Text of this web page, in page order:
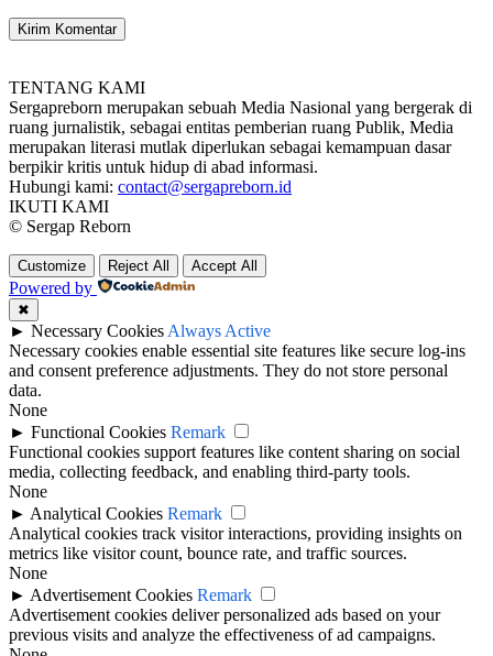
TENTANG KAMI
Sergapreborn merupakan sebuah Media Nasional yang bergerak di
ruang jurnalistik, sebagai entitas pemberian ruang Publik, Media
merupakan literasi mutlak diperlukan sebagai kemampuan dasar
berpikir kritis untuk hidup di abad informasi.
Hubungi kami: contact@sergapreborn.id
IKUTI KAMI
© Sergap Reborn
Customize Reject All Accept All
Powered by
✖
► Necessary Cookies Always Active
Necessary cookies enable essential site features like secure log-ins
and consent preference adjustments. They do not store personal
data.
None
► Functional Cookies Remark
Functional cookies support features like content sharing on social
media, collecting feedback, and enabling third-party tools.
None
► Analytical Cookies Remark
Analytical cookies track visitor interactions, providing insights on
metrics like visitor count, bounce rate, and traffic sources.
None
► Advertisement Cookies Remark
Advertisement cookies deliver personalized ads based on your
previous visits and analyze the effectiveness of ad campaigns.